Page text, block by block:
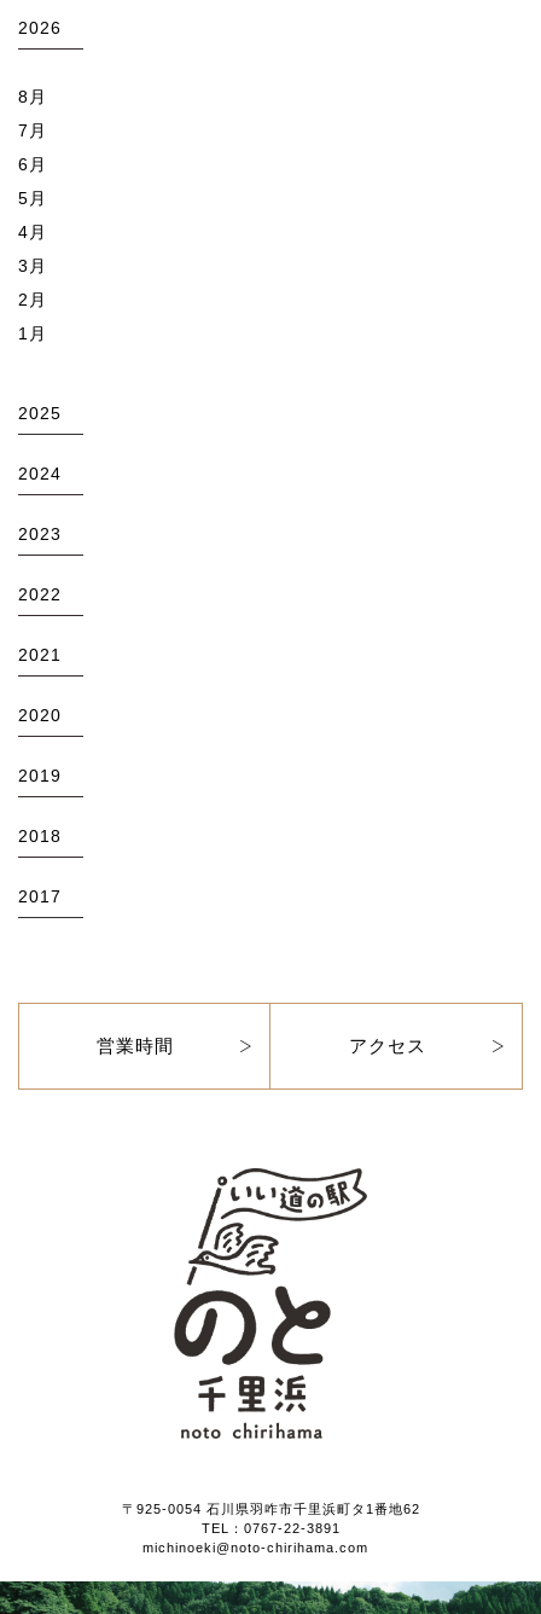
2026
8月
7月
6月
5月
4月
3月
2月
1月
2025
2024
2023
2022
2021
2020
2019
2018
2017
営業時間 アクセス
〒925-0054 石川県羽咋市千里浜町タ1番地62
TEL： 0767-22-3891
michinoeki@noto-chirihama.com